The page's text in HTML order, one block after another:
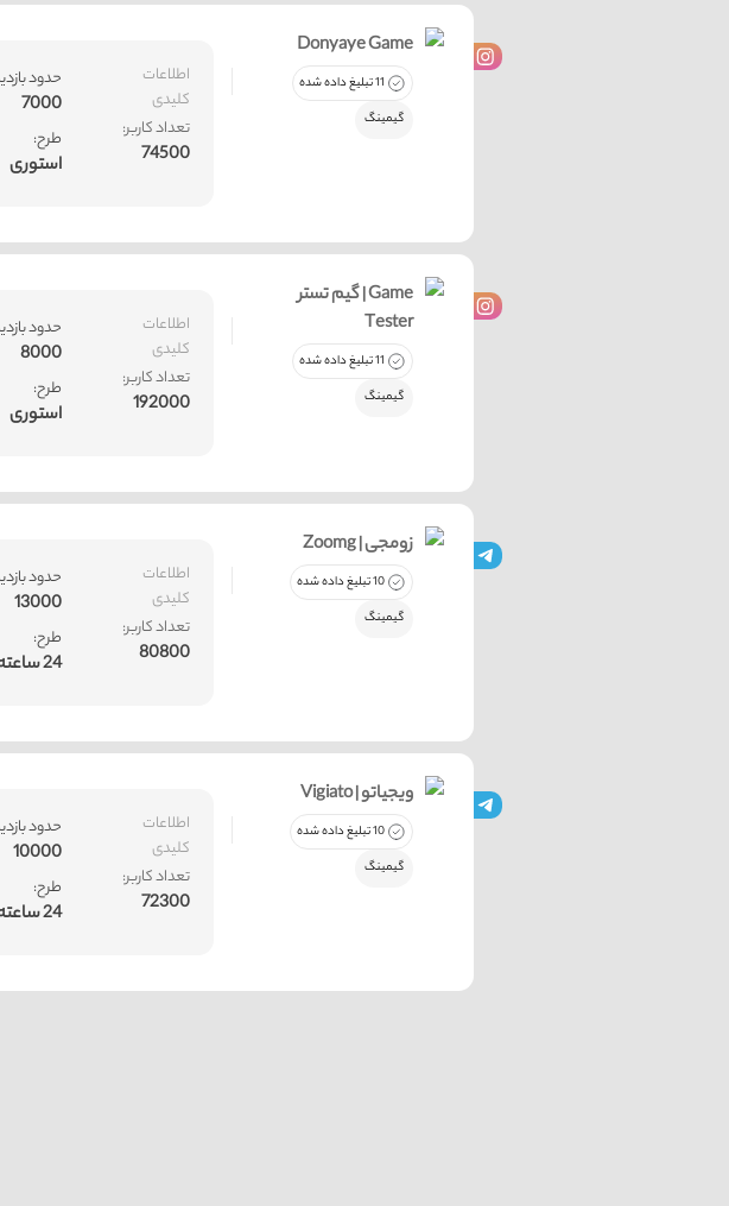
اطلاعات
کلیدی
تعداد کاربر:
74500
حدود
7000
طرح:
استوری
Donyaye Game
11 تبلیغ داده شده
گیمینگ
اطلاعات
کلیدی
تعداد کاربر:
192000
حدود
8000
طرح:
استوری
گیم تستر | Game
Tester
11 تبلیغ داده شده
گیمینگ
اطلاعات
کلیدی
تعداد کاربر:
80800
حدود
13000
طرح:
24 ساعته
Zoomg | زومجی
10 تبلیغ داده شده
گیمینگ
اطلاعات
کلیدی
تعداد کاربر:
72300
حدود
10000
طرح:
24 ساعته
Vigiato | ویجیاتو
10 تبلیغ داده شده
گیمینگ